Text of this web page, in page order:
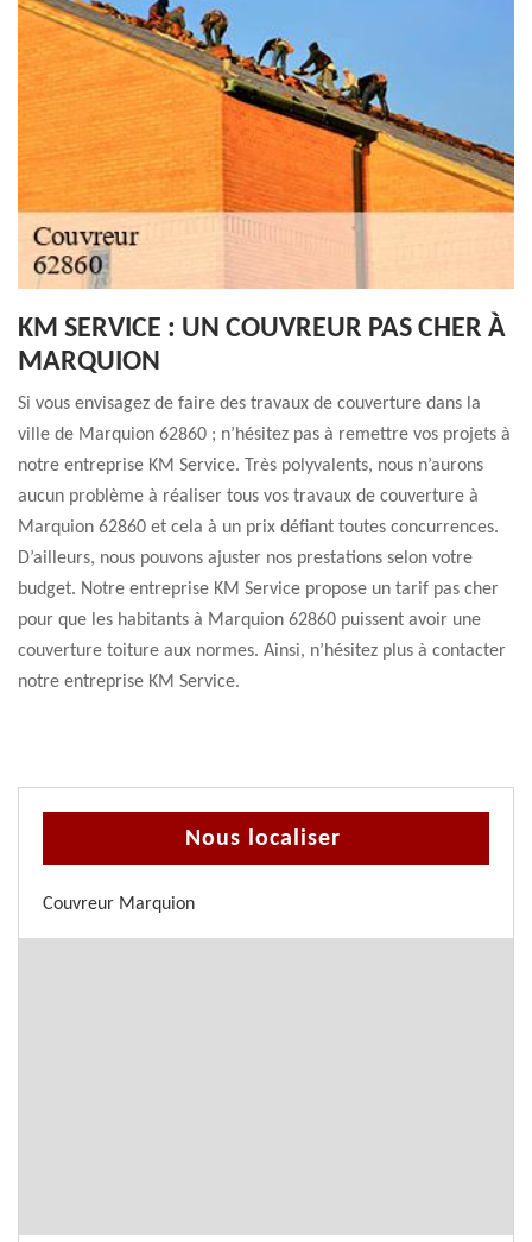
KM SERVICE : UN COUVREUR PAS CHER À
MARQUION
Si vous envisagez de faire des travaux de couverture dans la
ville de Marquion 62860 ; n’hésitez pas à remettre vos projets à
notre entreprise KM Service. Très polyvalents, nous n’aurons
aucun problème à réaliser tous vos travaux de couverture à
Marquion 62860 et cela à un prix défiant toutes concurrences.
D’ailleurs, nous pouvons ajuster nos prestations selon votre
budget. Notre entreprise KM Service propose un tarif pas cher
pour que les habitants à Marquion 62860 puissent avoir une
couverture toiture aux normes. Ainsi, n’hésitez plus à contacter
notre entreprise KM Service.
Nous localiser
Couvreur Marquion